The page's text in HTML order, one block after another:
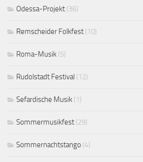
Odessa-Projekt (36)
Remscheider Folkfest (10)
Roma-Musik (5)
Rudolstadt Festival (12)
Sefardische Musik (1)
Sommermusikfest (29)
Sommernachtstango (4)